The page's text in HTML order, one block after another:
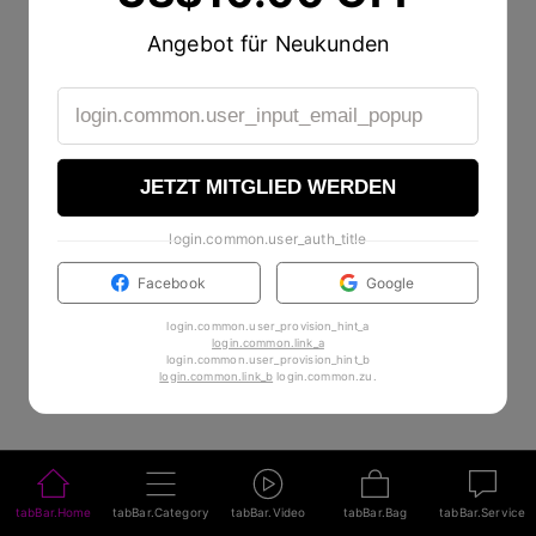
Go to Homepage
Angebot für Neukunden
JETZT MITGLIED WERDEN
login.common.user_auth_title
Facebook Google
login.common.user_provision_hint_a
login.common.link_a
login.common.user_provision_hint_b
login.common.link_b login.common.zu .